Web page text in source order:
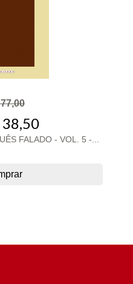
38,50
FALADO - VOL. 5 -...